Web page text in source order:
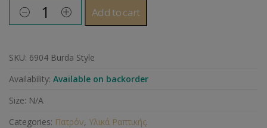
Add to cart
SKU: 6904 Burda Style
Availability: Available on backorder
Size: N/A
Categories: Πατρόν, Υλικά Ραπτικής.